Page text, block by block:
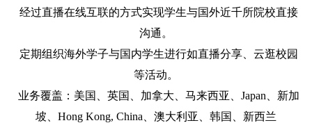
经过直播在线互联的方式实现学生与国外近千所院校直接
沟通。
定期组织海外学子与国内学生进行如直播分享、云逛校园
等活动。
业务覆盖：美国、英国、加拿大、马来西亚、Japan、新加
坡、Hong Kong, China、澳大利亚、韩国、新西兰